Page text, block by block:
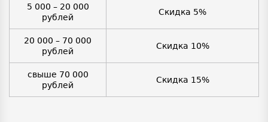
5 000 – 20 000
рублей
Скидка 5%
20 000 – 70 000
рублей
Скидка 10%
свыше 70 000
рублей
Скидка 15%